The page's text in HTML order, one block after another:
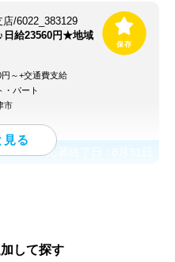
/6022_383129
日給23560円★地域
円～+交通費支給
・パート
市
応募終了日：
して探す